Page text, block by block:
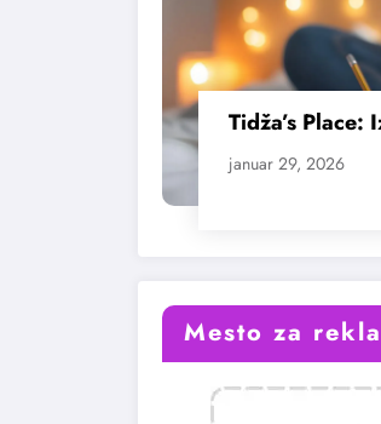
Tidža’s Place:
januar 29, 2026
Mesto za